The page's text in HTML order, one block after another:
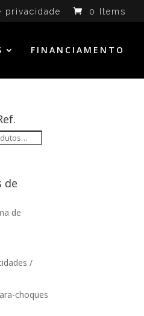
privacidade 0 Items
FINANCIAMENTO
de
de
/
choques